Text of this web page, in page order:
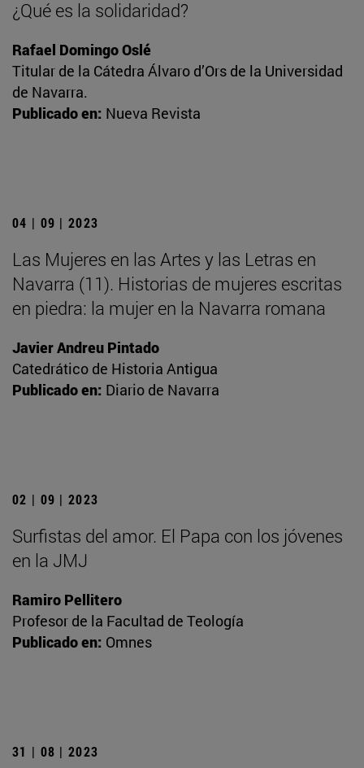
¿Qué es la solidaridad?
Rafael Domingo Oslé
Titular de la Cátedra Álvaro d’Ors de la Universidad
de Navarra.
Publicado en: Nueva Revista
04 | 09 | 2023
Las Mujeres en las Artes y las Letras en
Navarra (11). Historias de mujeres escritas
en piedra: la mujer en la Navarra romana
Javier Andreu Pintado
Catedrático de Historia Antigua
Publicado en: Diario de Navarra
02 | 09 | 2023
Surfistas del amor. El Papa con los jóvenes
en la JMJ
Ramiro Pellitero
Profesor de la Facultad de Teología
Publicado en: Omnes
31 | 08 | 2023